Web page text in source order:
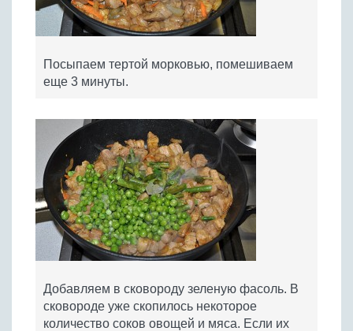
Посыпаем тертой морковью, помешиваем
еще 3 минуты.
Добавляем в сковороду зеленую фасоль. В
сковороде уже скопилось некоторое
количество соков овощей и мяса. Если их